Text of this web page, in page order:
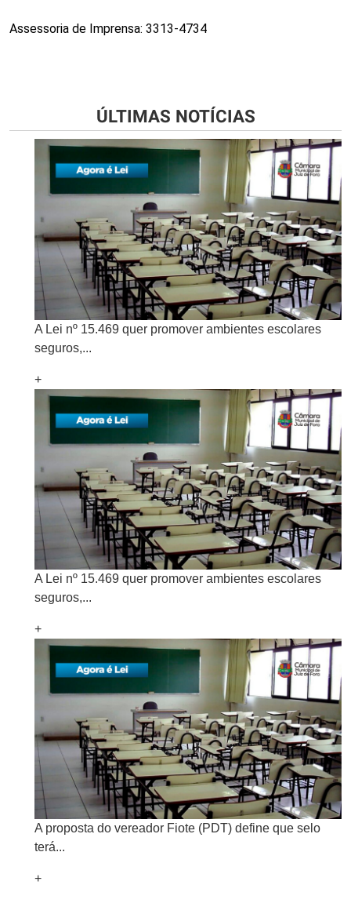
Assessoria de Imprensa: 3313-4734
ÚLTIMAS NOTÍCIAS
A Lei nº 15.469 quer promover ambientes escolares
seguros,...
+
A Lei nº 15.469 quer promover ambientes escolares
seguros,...
+
A proposta do vereador Fiote (PDT) define que selo
terá...
+